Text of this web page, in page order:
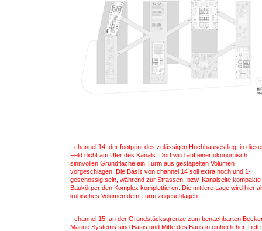
- channel 14: der footprint des zulässigen Hochhauses liegt in
Feld dicht am Ufer des Kanals. Dort wird auf einer ökonomisch
sinnvollen Grundfläche ein Turm aus gestapelten Volumen
vorgeschlagen. Die Basis von channel 14 soll extra hoch und 1-
geschossig sein, während zur Strassen- bzw. Kanalseite kompakte
Baukörper den Komplex komplettieren. Die mittlere Lage wird hier
kubisches Volumen dem Turm zugeschlagen.
- channel 15: an der Grundstücksgrenze zum benachbarten
Marine Systems sind Basis und Mitte des Baus in einheitlicher Tiefe